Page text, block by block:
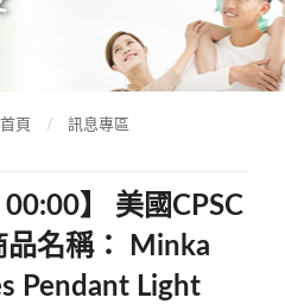
頁
訊息專區
】 美國CPSC
品名稱： Minka
Pendant Light